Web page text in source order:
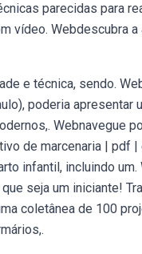
parecidas para
vídeo. Webdescubra
e técnica, sendo.
poderia
Webnavegue
de marcenaria |
infantil, incluindo
seja um iniciante!
coletânea de 100